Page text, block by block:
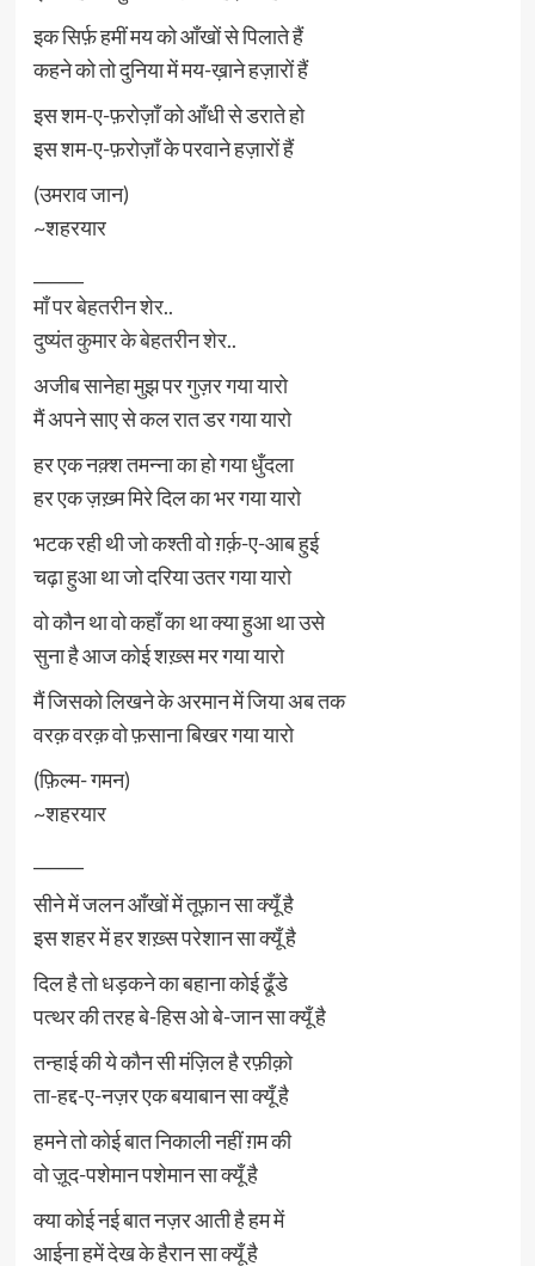
इक सिर्फ़ हमीं मय को आँखों से पिलाते हैं
कहने को तो दुनिया में मय-ख़ाने हज़ारों हैं
इस शम-ए-फ़रोज़ाँ को आँधी से डराते हो
इस शम-ए-फ़रोज़ाँ के परवाने हज़ारों हैं
(उमराव जान)
~शहरयार
माँ पर बेहतरीन शेर..
दुष्यंत कुमार के बेहतरीन शेर..
अजीब सानेहा मुझ पर गुज़र गया यारो
मैं अपने साए से कल रात डर गया यारो
हर एक नक़्श तमन्ना का हो गया धुँदला
हर एक ज़ख़्म मिरे दिल का भर गया यारो
भटक रही थी जो कश्ती वो ग़र्क़-ए-आब हुई
चढ़ा हुआ था जो दरिया उतर गया यारो
वो कौन था वो कहाँ का था क्या हुआ था उसे
सुना है आज कोई शख़्स मर गया यारो
मैं जिसको लिखने के अरमान में जिया अब तक
वरक़ वरक़ वो फ़साना बिखर गया यारो
(फ़िल्म- गमन)
~शहरयार
सीने में जलन आँखों में तूफ़ान सा क्यूँ है
इस शहर में हर शख़्स परेशान सा क्यूँ है
दिल है तो धड़कने का बहाना कोई ढूँडे
पत्थर की तरह बे-हिस ओ बे-जान सा क्यूँ है
तन्हाई की ये कौन सी मंज़िल है रफ़ीक़ो
ता-हद्द-ए-नज़र एक बयाबान सा क्यूँ है
हमने तो कोई बात निकाली नहीं ग़म की
वो ज़ूद-पशेमान पशेमान सा क्यूँ है
क्या कोई नई बात नज़र आती है हम में
आईना हमें देख के हैरान सा क्यूँ है